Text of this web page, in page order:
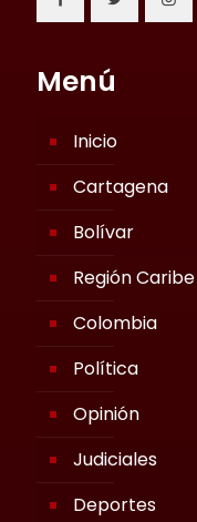
Menú
Inicio
Cartagena
Bolívar
Región Caribe
Colombia
Política
Opinión
Judiciales
Deportes